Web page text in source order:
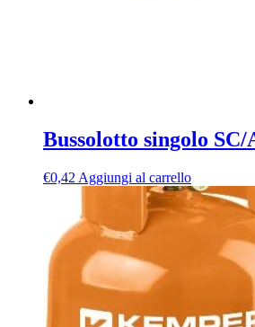
Bussolotto singolo SC/
€0,42 Aggiungi al carrello